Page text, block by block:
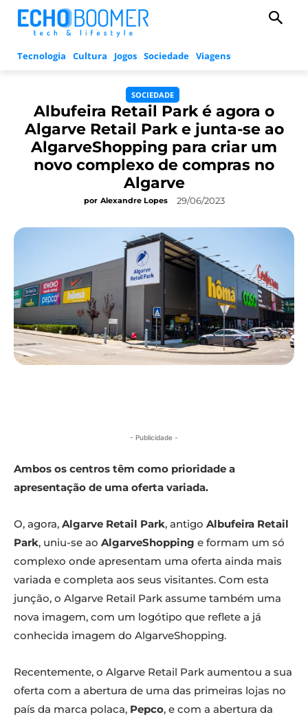
Tecnologia Cultura Jogos Sociedade Viagens
SOCIEDADE
Albufeira Retail Park é agora o
Algarve Retail Park e junta-se ao
AlgarveShopping para criar um
novo complexo de compras no
Algarve
por Alexandre Lopes 29/06/2023
- Publicidade -
Ambos os centros têm como prioridade a
apresentação de uma oferta variada.
O, agora, Algarve Retail Park, antigo Albufeira Retail
Park, uniu-se ao AlgarveShopping e formam um só
complexo onde apresentam uma oferta ainda mais
variada e completa aos seus visitantes. Com esta
junção, o Algarve Retail Park assume também uma
nova imagem, com um logótipo que reflete a já
conhecida imagem do AlgarveShopping.
Recentemente, o Algarve Retail Park aumentou a sua
oferta com a abertura de uma das primeiras lojas no
país da marca polaca, Pepco, e com a abertura da